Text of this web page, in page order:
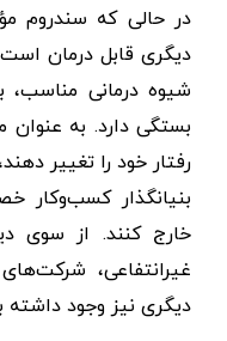
در حالی که سندروم
دیگری قابل درمان
شیوه درمانی
بستگی دارد. به عنوان
رفتار خود را تغییر
بنیانگذار کسب‌وکار
خارج کنند. از سوی
غیرانتفاعی،
دیگری نیز وجود داشته